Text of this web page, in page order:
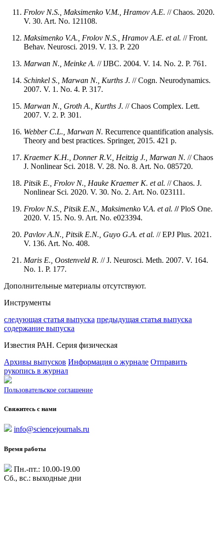
Frolov N.S., Maksimenko V.M., Hramov A.E. // Chaos. 2020.
V. 30. Art. No. 121108.
Maksimenko V.A., Frolov N.S., Hramov A.E. et al. // Front.
Behav. Neurosci. 2019. V. 13. P. 220
Marwan N., Meinke A. // IJBC. 2004. V. 14. No. 2. P. 761.
Schinkel S., Marwan N., Kurths J. // Cogn. Neurodynamics.
2007. V. 1. No. 4. P. 317.
Marwan N., Groth A., Kurths J. // Chaos Complex. Lett.
2007. V. 2. P. 301.
Webber C.L., Marwan N. Recurrence quantification analysis.
Theory and best practices. Springer, 2015. 421 p.
Kraemer K.H., Donner R.V., Heitzig J., Marwan N. // Chaos
J. Nonlinear Sci. 2018. V. 28. No. 8. Art. No. 085720.
Pitsik E., Frolov N., Hauke Kraemer K. et al. // Chaos. J.
Nonlinear Sci. 2020. V. 30. No. 2. Art. No. 023111.
Frolov N.S., Pitsik E.N., Maksimenko V.A. et al. //PloS One.
2020. V. 15. No. 9. Art. No. e023394.
Pavlov A.N., Pitsik E.N., Guyo G.A. et al. // EPJ Plus. 2021.
V. 136. Art. No. 408.
Maris E., Oostenveld R. // J. Neurosci. Meth. 2007. V. 164.
No. 1. P. 177.
Дополнительные материалы отсутствуют.
Инструменты
следующая статья выпуска предыдущая статья выпуска
содержание выпуска
Известия РАН. Серия физическая
Архивы выпусков Информация о журнале Отправить
рукопись в журнал
Пользовательское соглашение
Свяжитесь с нами
info@sciencejournals.ru
Время работы
Пн.-пт.: 10.00-19.00
Сб., вс.: выходные дни